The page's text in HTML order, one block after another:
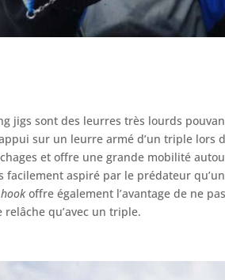
jigs sont des leurres très lourds
sur un leurre armé d’un triple lors
et offre une grande mobilité
facilement aspiré par le prédateur
offre également l’avantage de ne
relâche qu’avec un triple.